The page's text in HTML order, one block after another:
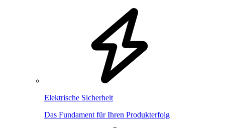
Elektrische Sicherheit
Das Fundament für Ihren Produkterfolg